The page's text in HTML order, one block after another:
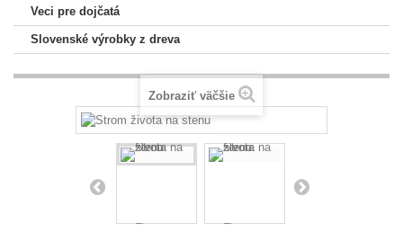
Veci pre dojčatá
Slovenské výrobky z dreva
Zobraziť väčšie